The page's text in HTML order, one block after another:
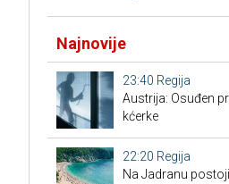
Najnovije
23:40 Regija
Austrija: Osuđen
kćerke
22:20 Regija
Na Jadranu